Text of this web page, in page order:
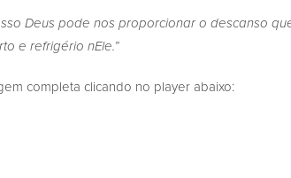
Deus pode nos proporcionar o descanso
e refrigério nEle.”
completa clicando no player abaixo: